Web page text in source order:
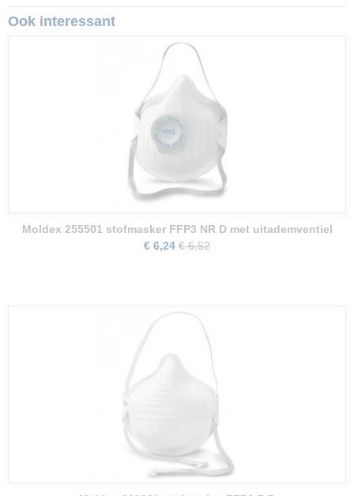
Ook interessant
Moldex 255501 stofmasker FFP3 NR D met uitademventiel
€ 6,24 € 6,52